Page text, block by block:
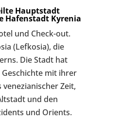
Hauptstadt
Hafenstadt Kyrenia
und Check-out.
(Lefkosia), die
Die Stadt hat
mit ihrer
Zeit,
und den
und Orients.